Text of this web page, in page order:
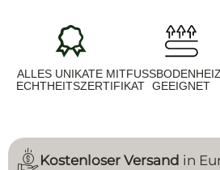
ALLES UNIKATE MIT
ECHTHEITSZERTIFIKAT EEIGNET
Kostenloser Versand in